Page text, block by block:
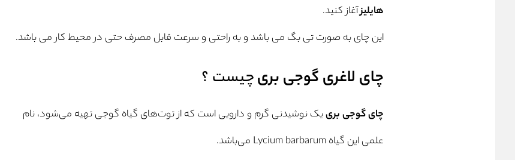
هایلیزآغاز کنید.
این چای به صورت تی بگ می باشد و به راحتی و سرعت قابل مصرف حتی در محیط کار می باشد.
چای لاغری گوجی بریچیست ؟
چای گوجی برییک نوشیدنی گرم و دارویی است که از توت‌های گیاه گوجی تهیه می‌شود، نام
علمی این گیاه Lycium barbarum می‌باشد.